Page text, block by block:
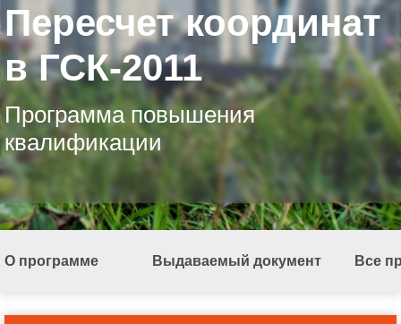
Пересчет координат
в ГСК-2011
Программа повышения
квалификации
О программе Выдаваемый документ Все